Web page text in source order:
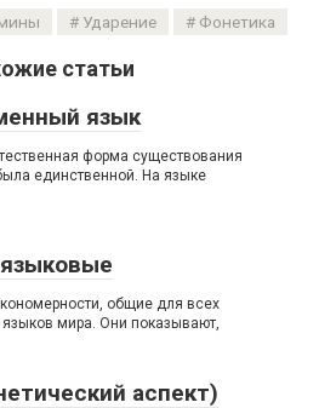
Ударение Фонетика
статьи
язык
форма существования
единственной. На языке
общие для всех
мира. Они показывают,
аспект)